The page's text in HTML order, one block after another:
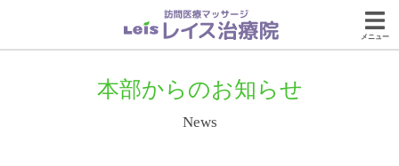
メニュー
本部からのお知らせ
News